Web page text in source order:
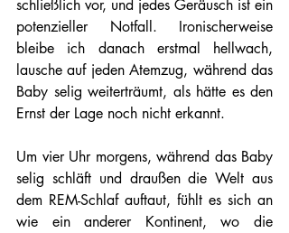
schließlich vor, und jedes Geräusch ist ein
potenzieller Notfall. Ironischerweise
bleibe ich danach erstmal hellwach,
lausche auf jeden Atemzug, während das
Baby selig weiterträumt, als hätte es den
Ernst der Lage noch nicht erkannt.
Um vier Uhr morgens, während das Baby
selig schläft und draußen die Welt aus
dem REM-Schlaf auftaut, fühlt es sich an
wie ein anderer Kontinent, wo die